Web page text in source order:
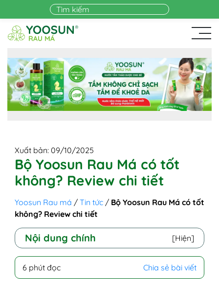
Skip to main content
Xuất bản: 09/10/2025
Bộ Yoosun Rau Má có tốt
không? Review chi tiết
Yoosun Rau má / Tin tức / Bộ Yoosun Rau Má có tốt
không? Review chi tiết
Nội dung chính [Hiện]
I - Yoosun Rau Má - Thương hiệu chăm sóc
da đến từ Đại Bắc
6 phút đọc Chia sẻ bài viết